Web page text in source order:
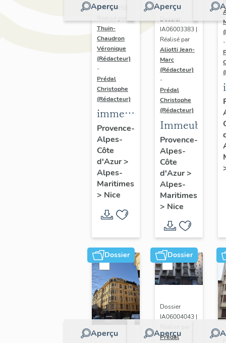
Aperçu
IA06004582 |
Thuin-
Chaudron
Véronique
(Rédacteur)
-
Prédal
Christophe
(Rédacteur)
immeuble
jumelé
dit La
Charmeraie
Provence-
Alpes-
Côte
d'Azur>
Alpes-
Maritimes
> Nice
Aperçu
Dossier
IA06003383 |
Réalisé par
Aliotti Jean-
Marc
(Rédacteur)
-
Prédal
Christophe
(Rédacteur)
Immeuble
Provence-
Alpes-
Côte
d'Azur>
Alpes-
Maritimes
> Nice
-
Dossier
Aperçu
Dossier
Aperçu
Dossier
IA06004043 |
Prédal